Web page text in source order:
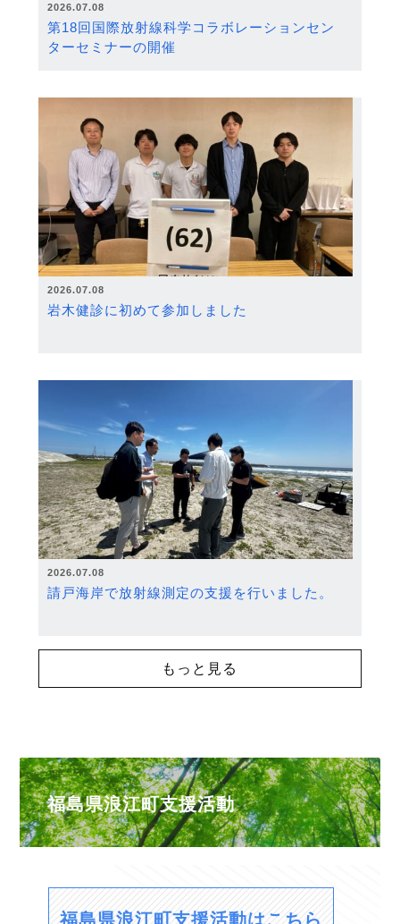
2026.07.08
第18回国際放射線科学コラボレーションセン
ターセミナーの開催
2026.07.08
岩木健診に初めて参加しました
2026.07.08
請戸海岸で放射線測定の支援を行いました。
もっと見る
福島県浪江町支援活動
福島県浪江町支援活動はこちら